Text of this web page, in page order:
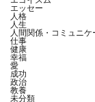
エッセー
人格
人生
人間関係・コミュニケ
仕事
健康
幸福
愛
成功
政治
教養
未分類